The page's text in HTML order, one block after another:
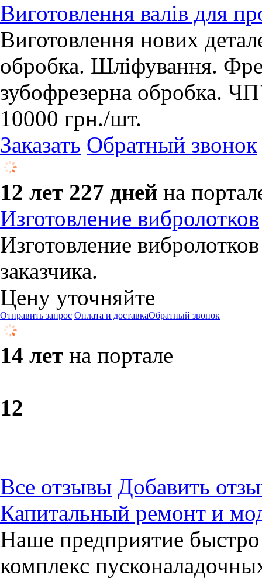
Виготовлення валів для
​Виготовлення нових
обробка. Шліфування.
зубофрезерна обробка.
10000 грн./шт.
Заказать Обратный звонок
12 лет 227 дней на
Изготовление вибролотков
Изготовление
заказчика.
Цену уточняйте
Отправить запрос Оплата и доставкаОбратный звонок
14 лет на портале
12
Все отзывы Добавить
Капитальный ремонт и
Наше предприятие
комплекс